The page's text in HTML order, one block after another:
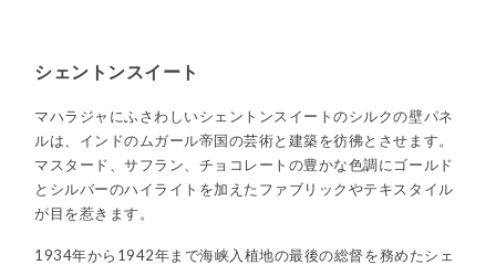
シェントンスイート
マハラジャにふさわしいシェントンスイートのシルクの壁パネ
ルは、インドのムガール帝国の芸術と建築を彷彿とさせます。
マスタード、サフラン、チョコレートの豊かな色調にゴールド
とシルバーのハイライトを加えたファブリックやテキスタイル
が目を惹きます。
1934年から1942年まで海峡入植地の最後の総督を務めたシェ